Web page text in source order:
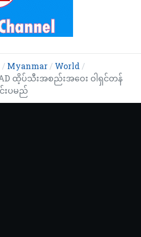
Myanmar
World
ထိ့ပ်သီးအစည်းအဝေး ဝါရှင်တန်
းပမည်